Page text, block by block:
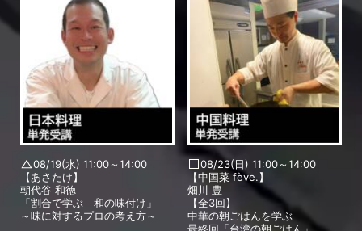
08/19(水) 11:00～14:00
【あさたけ】
朝代谷 和徳
「割合で学ぶ 和の味付け」
～味に対するプロの考え方～
08/23(日) 11:00～14:00
【中国菜 fève.】
畑川 豊
【全3回】
中華の朝ごはんを学ぶ